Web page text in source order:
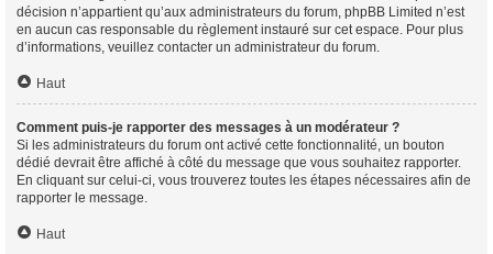
décision n’appartient qu’aux administrateurs du forum, phpBB Limited n’est
en aucun cas responsable du règlement instauré sur cet espace. Pour plus
d’informations, veuillez contacter un administrateur du forum.
Haut
Comment puis-je rapporter des messages à un modérateur ?
Si les administrateurs du forum ont activé cette fonctionnalité, un bouton
dédié devrait être affiché à côté du message que vous souhaitez rapporter.
En cliquant sur celui-ci, vous trouverez toutes les étapes nécessaires afin de
rapporter le message.
Haut